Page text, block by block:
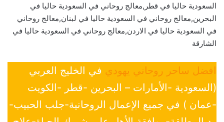
السعودية حاليا في قطر,معالج روحاني في السعودية حاليا في
البحرين,معالج روحاني في السعودية حاليا في لبنان,معالج روحاني
في السعودية حاليا في الاردن,معالج روحاني في السعودية حاليا في
الشارقة
افضل ساحر روحاني يهودي في الخليج العربي
(السعودية -الأمارات – البحرين -قطر -الكويت
-عمان ) في جميع الإعمال الروحانية-جلب الحبيب-